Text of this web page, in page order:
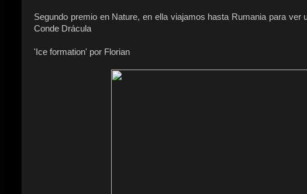
Segundo premio en Nature, en ella viajamos hasta Rumania para
Conde Drácula
'Ice formation' por Florian